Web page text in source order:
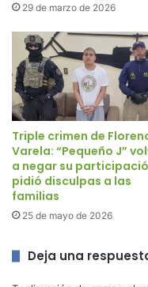
29 de marzo de 2026
Triple crimen de
Varela: “Pequeño J”
a negar su
pidió disculpas a las
familias
25 de mayo de 2026
Deja una